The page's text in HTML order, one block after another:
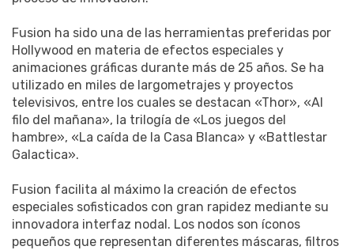
Fusion ha sido una de las herramientas preferidas por
Hollywood en materia de efectos especiales y
animaciones gráficas durante más de 25 años. Se ha
utilizado en miles de largometrajes y proyectos
televisivos, entre los cuales se destacan «Thor», «Al
filo del mañana», la trilogía de «Los juegos del
hambre», «La caída de la Casa Blanca» y «Battlestar
Galactica».
Fusion facilita al máximo la creación de efectos
especiales sofisticados con gran rapidez mediante su
innovadora interfaz nodal. Los nodos son íconos
pequeños que representan diferentes máscaras, filtros